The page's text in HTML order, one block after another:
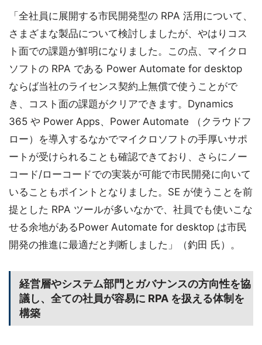
「全社員に展開する市民開発型の RPA 活用について、
さまざまな製品について検討しましたが、やはりコス
ト面での課題が鮮明になりました。この点、マイクロ
ソフトの RPA である Power Automate for desktop
ならば当社のライセンス契約上無償で使うことがで
き、コスト面の課題がクリアできます。Dynamics
365 や Power Apps、Power Automate （クラウドフ
ロー）を導入するなかでマイクロソフトの手厚いサポ
ートが受けられることも確認できており、さらにノー
コード/ローコードでの実装が可能で市民開発に向いて
いることもポイントとなりました。SE が使うことを前
提とした RPA ツールが多いなかで、社員でも使いこな
せる余地があるPower Automate for desktop は市民
開発の推進に最適だと判断しました」（釣田 氏）。
経営層やシステム部門とガバナンスの方向性を協
議し、全ての社員が容易に RPA を扱える体制を
構築